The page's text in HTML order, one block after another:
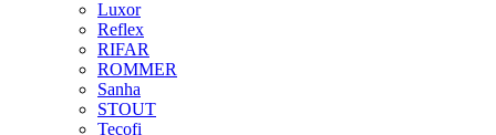
Luxor
Reflex
RIFAR
ROMMER
Sanha
STOUT
Tecofi